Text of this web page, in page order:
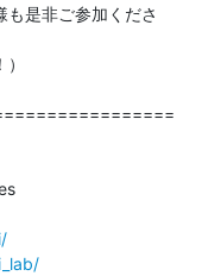
是非ご参加くださ